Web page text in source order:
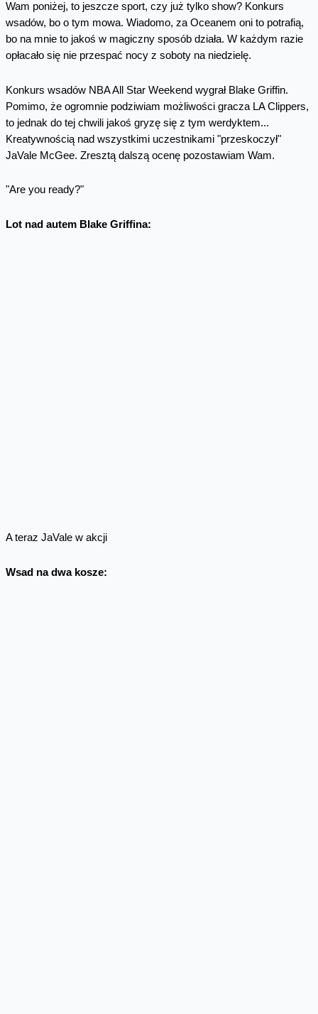
Wam poniżej, to jeszcze sport, czy już tylko show? Konkurs
wsadów, bo o tym mowa. Wiadomo, za Oceanem oni to potrafią,
bo na mnie to jakoś w magiczny sposób działa. W każdym razie
opłacało się nie przespać nocy z soboty na niedzielę.
Konkurs wsadów NBA All Star Weekend wygrał Blake Griffin.
Pomimo, że ogromnie podziwiam możliwości gracza LA Clippers,
to jednak do tej chwili jakoś gryzę się z tym werdyktem...
Kreatywnością nad wszystkimi uczestnikami "przeskoczył"
JaVale McGee. Zresztą dalszą ocenę pozostawiam Wam.
"Are you ready?"
Lot nad autem Blake Griffina:
A teraz JaVale w akcji
Wsad na dwa kosze: